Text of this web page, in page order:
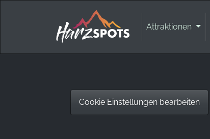
Attraktionen
Cookie Einstellungen bearbeiten